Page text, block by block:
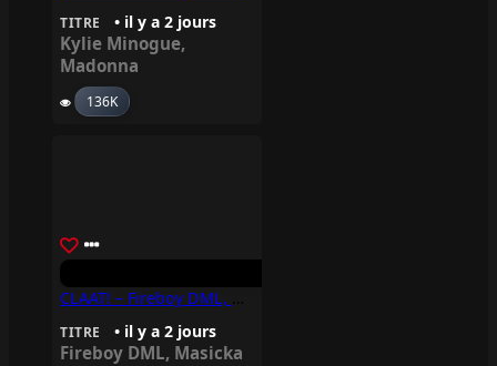
TITRE • il y a 2 jours
Kylie Minogue,
Madonna
136K
TITRE • il y a 2 jours
Fireboy DML, Masicka